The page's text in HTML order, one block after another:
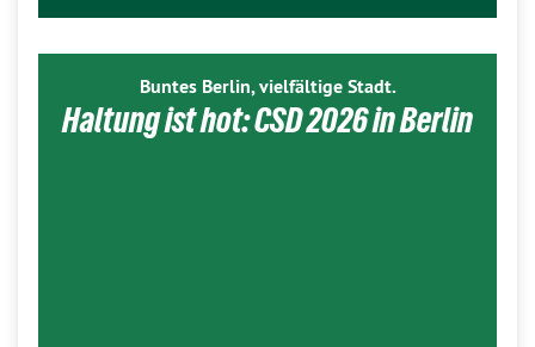
Buntes Berlin, vielfältige Stadt.
Haltung ist hot: CSD 2026 in Berlin